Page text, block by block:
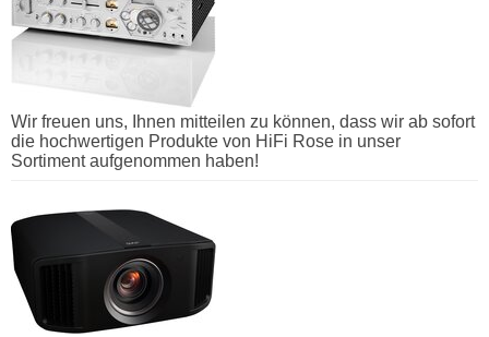
Wir freuen uns, Ihnen mitteilen zu können, dass wir ab sofort
die hochwertigen Produkte von HiFi Rose in unser
Sortiment aufgenommen haben!